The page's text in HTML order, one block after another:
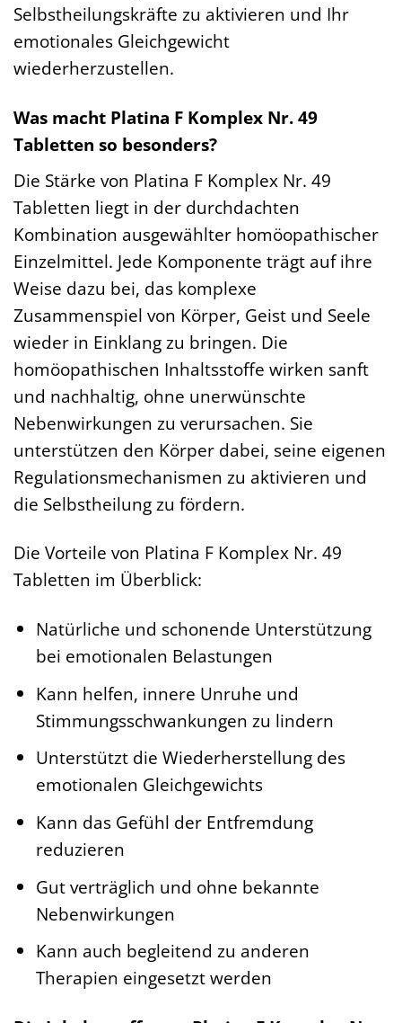
Selbstheilungskräfte zu aktivieren und Ihr
emotionales Gleichgewicht
wiederherzustellen.
Was macht Platina F Komplex Nr. 49
Tabletten so besonders?
Die Stärke von Platina F Komplex Nr. 49
Tabletten liegt in der durchdachten
Kombination ausgewählter homöopathischer
Einzelmittel. Jede Komponente trägt auf ihre
Weise dazu bei, das komplexe
Zusammenspiel von Körper, Geist und Seele
wieder in Einklang zu bringen. Die
homöopathischen Inhaltsstoffe wirken sanft
und nachhaltig, ohne unerwünschte
Nebenwirkungen zu verursachen. Sie
unterstützen den Körper dabei, seine eigenen
Regulationsmechanismen zu aktivieren und
die Selbstheilung zu fördern.
Die Vorteile von Platina F Komplex Nr. 49
Tabletten im Überblick:
Natürliche und schonende Unterstützung
bei emotionalen Belastungen
Kann helfen, innere Unruhe und
Stimmungsschwankungen zu lindern
Unterstützt die Wiederherstellung des
emotionalen Gleichgewichts
Kann das Gefühl der Entfremdung
reduzieren
Gut verträglich und ohne bekannte
Nebenwirkungen
Kann auch begleitend zu anderen
Therapien eingesetzt werden